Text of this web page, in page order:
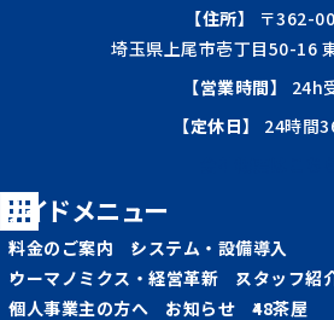
【住所】
〒362-
埼玉県上尾市壱丁目50-16
【営業時間】
24h
【定休日】
24時間
サイドメニュー
料金のご案内
システム・設備導入
ウーマノミクス・経営革新
スタッフ紹
個人事業主の方へ
お知らせ
48茶屋